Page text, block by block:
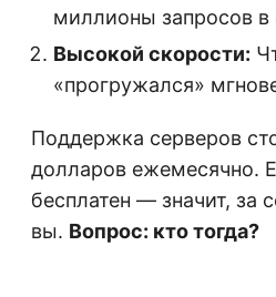
миллионы запросов в
Высокой скорости:
«прогружался»
Поддержка серверов
долларов ежемесячно.
бесплатен — значит, за
вы. Вопрос: кто тогда?